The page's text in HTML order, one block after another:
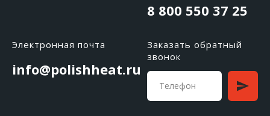
8 800 550 37 25
Электронная почта
info@polishheat.ru
Заказать обратный
звонок